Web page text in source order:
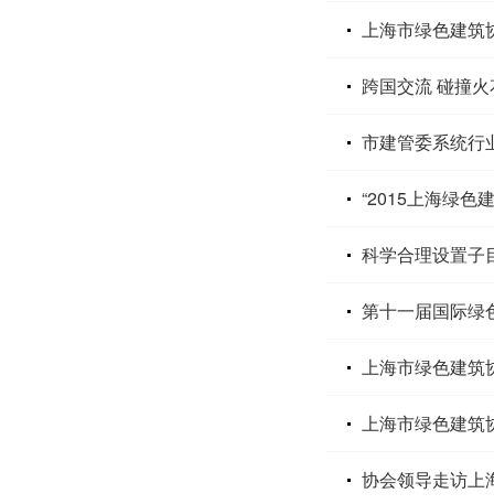
上海市绿色建筑
跨国交流 碰撞
市建管委系统行
“2015上海绿色
科学合理设置子
第十一届国际绿
上海市绿色建筑
上海市绿色建筑
协会领导走访上